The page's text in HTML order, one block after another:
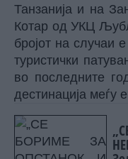
Танзанија и на
Котар од УКЦ
бројот на случаи
туристички
во последните
дестинација меѓу